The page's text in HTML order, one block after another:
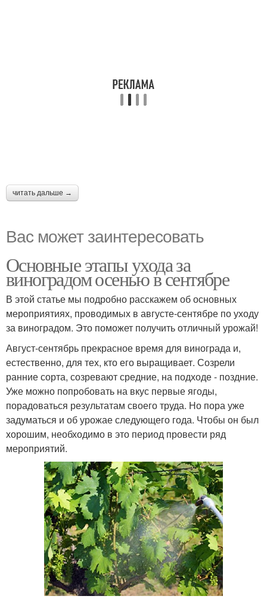
читать дальше →
Вас может заинтересовать
Основные этапы ухода за
виноградом осенью в сентябре
В этой статье мы подробно расскажем об основных
мероприятиях, проводимых в августе-сентябре по уходу
за виноградом. Это поможет получить отличный урожай!
Август-сентябрь прекрасное время для винограда и,
естественно, для тех, кто его выращивает. Созрели
ранние сорта, созревают средние, на подходе - поздние.
Уже можно попробовать на вкус первые ягоды,
порадоваться результатам своего труда. Но пора уже
задуматься и об урожае следующего года. Чтобы он был
хорошим, необходимо в это период провести ряд
мероприятий.